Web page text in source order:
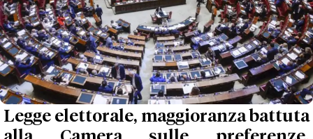
Legge elettorale, maggioranza battuta